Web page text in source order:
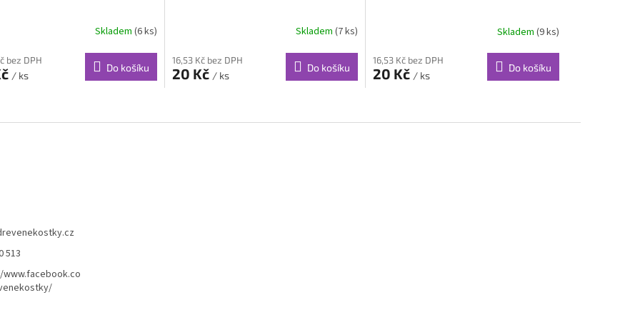
Skladem (6 ks)
bez DPH
/ ks
Do košíku
Skladem (7 ks)
16,53 Kč bez DPH
20 Kč / ks
Do košíku
Skladem (9 ks)
16,53 Kč bez DPH
20 Kč / ks
Do košíku
v
513